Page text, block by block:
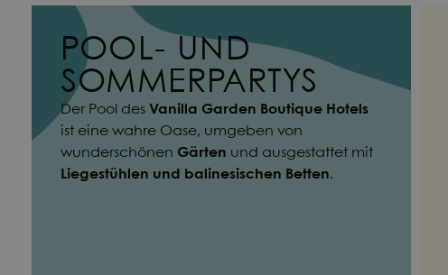
POOL- UND
SOMMERPARTYS
Der Pool des Vanilla Garden Boutique Hotels
ist eine wahre Oase, umgeben von
wunderschönen Gärten und ausgestattet mit
Liegestühlen und balinesischen Betten.